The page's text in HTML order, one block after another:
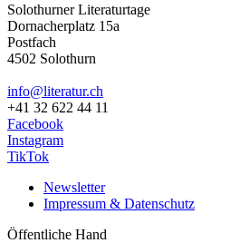
Solothurner Literaturtage
Dornacherplatz 15a
Postfach
4502 Solothurn
info@literatur.ch
+41 32 622 44 11
Facebook
Instagram
TikTok
Newsletter
Impressum & Datenschutz
Öffentliche Hand